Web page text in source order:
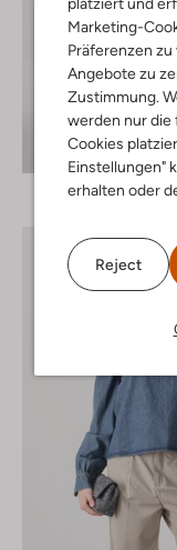
Marketing-
Präferenzen
Angebote zu
Zustimmung.
werden nur die
Cookies
Einstellungen"
erhalten oder
Reject
Entdecke